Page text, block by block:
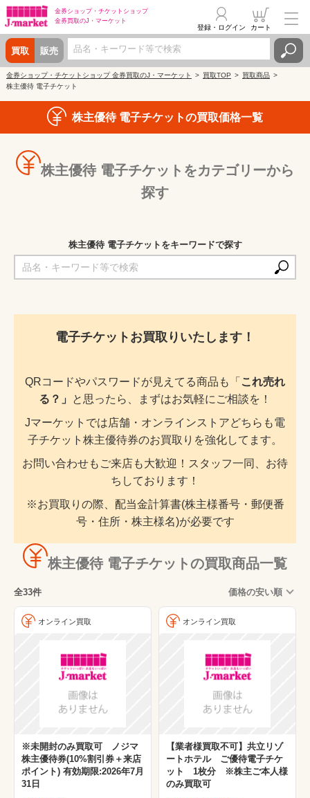
金券ショップ・ チケットショップ
金券買取のJ・マーケット
買取 販売
登録・ログイン カート
金券ショップ・チケットショップ 金券買取のJ・マーケット 買取TOP
買取商品
株主優待 電子チケット
株主優待 電子チケットの買取価格一覧
株主優待 電子チケットをカテゴリーから
探す
株主優待 電子チケットをキーワードで探す
電子チケットお買取りいたします！
QRコードやパスワードが見えてる商品も「 これ売れ
る？」
と思ったら、まずはお気軽にご相談を！
Jマーケットでは店舗・オンラインストアどちらも電
子チケット株主優待券のお買取りを強化してます。
お問い合わせもご来店も大歓迎！スタッフ一同、お待
ちしております！
※お買取りの際、配当金計算書(株主様番号・郵便番
号・住所・株主様名)が必要です
株主優待 電子チケットの買取商品一覧
全33件 価格の安い順
オンライン買取
※未開封のみ買取可 ノジマ
株主優待券(10%割引券＋来店
ポイント) 有効期限:2026年7月
31日
オンライン買取
【業者様買取不可】共立リゾ
ートホテル ご優待電子チケ
ット 1枚分 ※株主ご本人様
のみ買取可